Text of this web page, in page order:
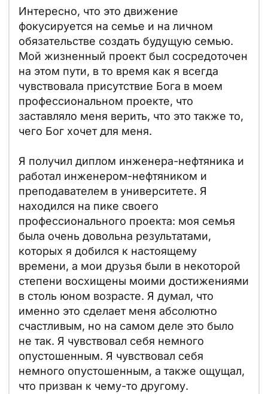
Интересно, что это движение
фокусируется на семье и на личном
обязательстве создать будущую семью.
Мой жизненный проект был сосредоточен
на этом пути, в то время как я всегда
чувствовала присутствие Бога в моем
профессиональном проекте, что
заставляло меня верить, что это также то,
чего Бог хочет для меня.
Я получил диплом инженера-нефтяника и
работал инженером-нефтяником и
преподавателем в университете. Я
находился на пике своего
профессионального проекта: моя семья
была очень довольна результатами,
которых я добился к настоящему
времени, а мои друзья были в некоторой
степени восхищены моими достижениями
в столь юном возрасте. Я думал, что
именно это сделает меня абсолютно
счастливым, но на самом деле это было
не так. Я чувствовал себя немного
опустошенным. Я чувствовал себя
немного опустошенным, а также ощущал,
что призван к чему-то другому.